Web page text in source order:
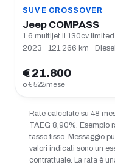
SUV E CROSSOVER
Jeep COMPASS
1.6 multijet ii 130cv
2023 · 121.266 km ·
€ 21.800
o € 522/mese
Rate calcolate su 48
TAEG 8,90%. Esempio
tasso fisso. Messaggio
valori indicati sono un
contrattuale. La rata è